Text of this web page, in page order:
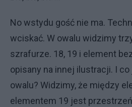
No wstydu gość nie ma.
wciskać. W owalu widzimy
szrafurze. 18, 19 i element
opisany na innej ilustracji. I
owalu? Widzimy, że między
elementem 19 jest